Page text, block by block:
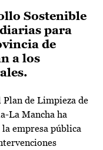
Sostenible
para
de
a los
Plan de Limpieza de
La Mancha ha
empresa pública